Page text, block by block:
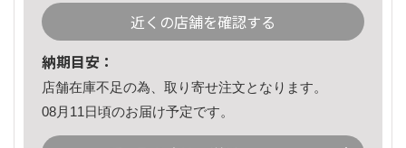
近くの店舗を確認する
納期目安：
店舗在庫不足の為、取り寄せ注文となります。
08月11日頃のお届け予定です。